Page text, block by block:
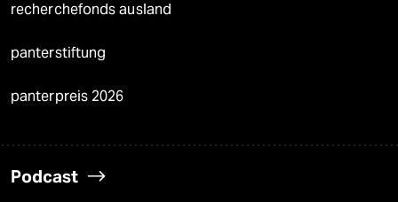
recherchefonds ausland
panterstiftung
panterpreis 2026
Podcast